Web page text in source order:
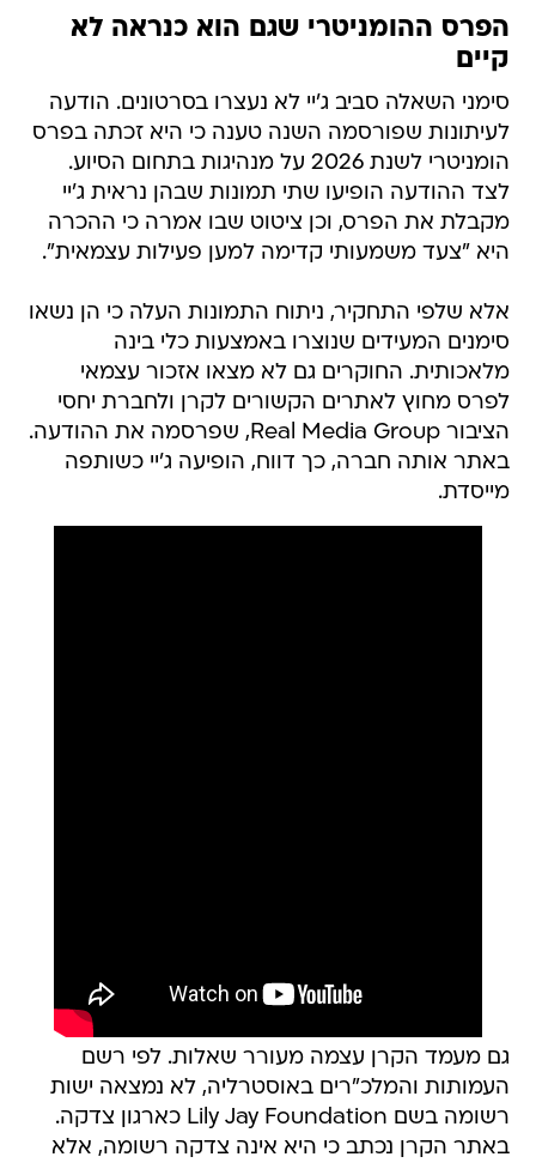
הפרס ההומניטרי שגם הוא כנראה לא
קיים
סימני השאלה סביב ג'יי לא נעצרו בסרטונים. הודעה
לעיתונות שפורסמה השנה טענה כי היא זכתה בפרס
הומניטרי לשנת 2026 על מנהיגות בתחום הסיוע.
לצד ההודעה הופיעו שתי תמונות שבהן נראית ג'יי
מקבלת את הפרס, וכן ציטוט שבו אמרה כי ההכרה
היא "צעד משמעותי קדימה למען פעילות עצמאית".
אלא שלפי התחקיר, ניתוח התמונות העלה כי הן נשאו
סימנים המעידים שנוצרו באמצעות כלי בינה
מלאכותית. החוקרים גם לא מצאו אזכור עצמאי
לפרס מחוץ לאתרים הקשורים לקרן ולחברת יחסי
הציבור Real Media Group, שפרסמה את ההודעה.
באתר אותה חברה, כך דווח, הופיעה ג'יי כשותפה
מייסדת.
גם מעמד הקרן עצמה מעורר שאלות. לפי רשם
העמותות והמלכ"רים באוסטרליה, לא נמצאה ישות
רשומה בשם Lily Jay Foundation כארגון צדקה.
באתר הקרן נכתב כי היא אינה צדקה רשומה, אלא